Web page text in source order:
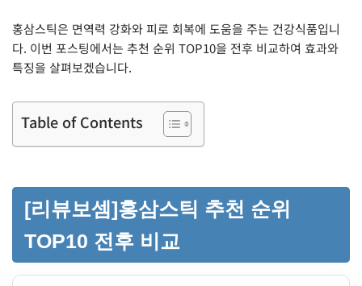
홍삼스틱은 면역력 강화와 피로 회복에 도움을 주는 건강식품입니
다. 이번 포스팅에서는 추천 순위 TOP10을 전후 비교하여 효과와
특징을 살펴보겠습니다.
Table of Contents
[리뷰보셈]홍삼스틱 추천 순위
TOP10 전후 비교